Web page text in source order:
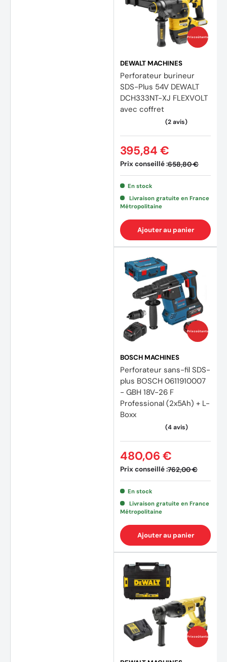
(3
Prix coûtants
DEWALT MACHINES
Perforateur burineur
SDS-Plus 54V DEWALT
DCH333NT-XJ FLEXVOLT
avec coffret
Prix conseillé :658,80 €
395,84 €
En stock
Livraison gratuite en France
Métropolitaine
Ajouter au panier
Prix coûtants
BOSCH MACHINES
Perforateur sans-fil SDS-
plus BOSCH 0611910007
- GBH 18V-26 F
Professional (2x5Ah) + L-
Boxx
Prix conseillé :762,00 €
480,06 €
En stock
Livraison gratuite en France
Métropolitaine
Ajouter au panier
Prix coûtants